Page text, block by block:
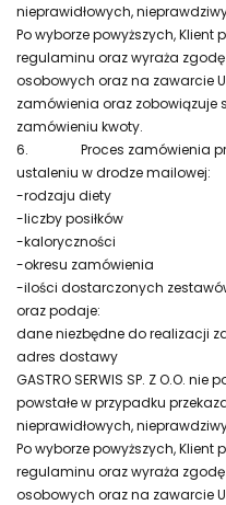
nieprawidłowych,
Po wyborze powyższych,
regulaminu oraz wyraża
osobowych oraz na zawarcie
zamówienia oraz zobowiązuje
zamówieniu kwoty.
6.
Proces zamówienia
ustaleniu w drodze mailowej:
-rodzaju diety
-liczby posiłków
-kaloryczności
-okresu zamówienia
-ilości dostarczonych
oraz podaje:
dane niezbędne do realizacji
adres dostawy
GASTRO SERWIS SP. Z O.O.
powstałe w przypadku
nieprawidłowych,
Po wyborze powyższych,
regulaminu oraz wyraża
osobowych oraz na zawarcie